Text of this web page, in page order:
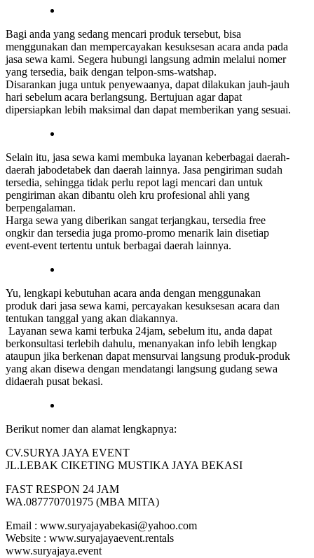
Bagi anda yang sedang mencari produk tersebut, bisa
menggunakan dan mempercayakan kesuksesan acara anda pada
jasa sewa kami. Segera hubungi langsung admin melalui nomer
yang tersedia, baik dengan telpon-sms-watshap.
Disarankan juga untuk penyewaanya, dapat dilakukan jauh-jauh
hari sebelum acara berlangsung. Bertujuan agar dapat
dipersiapkan lebih maksimal dan dapat memberikan yang sesuai.
Selain itu, jasa sewa kami membuka layanan keberbagai daerah-
daerah jabodetabek dan daerah lainnya. Jasa pengiriman sudah
tersedia, sehingga tidak perlu repot lagi mencari dan untuk
pengiriman akan dibantu oleh kru profesional ahli yang
berpengalaman.
Harga sewa yang diberikan sangat terjangkau, tersedia free
ongkir dan tersedia juga promo-promo menarik lain disetiap
event-event tertentu untuk berbagai daerah lainnya.
Yu, lengkapi kebutuhan acara anda dengan menggunakan
produk dari jasa sewa kami, percayakan kesuksesan acara dan
tentukan tanggal yang akan diakannya.
Layanan sewa kami terbuka 24jam, sebelum itu, anda dapat
berkonsultasi terlebih dahulu, menanyakan info lebih lengkap
ataupun jika berkenan dapat mensurvai langsung produk-produk
yang akan disewa dengan mendatangi langsung gudang sewa
didaerah pusat bekasi.
Berikut nomer dan alamat lengkapnya:
CV.SURYA JAYA EVENT
JL.LEBAK CIKETING MUSTIKA JAYA BEKASI
FAST RESPON 24 JAM
WA.087770701975 (MBA MITA)
Email : www.suryajayabekasi@yahoo.com
Website : www.suryajayaevent.rentals
www.suryajaya.event